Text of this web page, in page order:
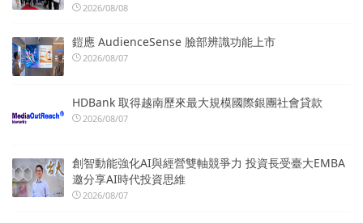
2026/08/08
鎧應 AudienceSense 臉部辨識功能上市
2026/08/07
HDBank 取得越南歷來最大規模國際銀團社會貸款
2026/08/07
創智動能強化AI與經營雙軸競爭力 投資長受臺大EMBA
邀分享AI時代投資思維
2026/08/07